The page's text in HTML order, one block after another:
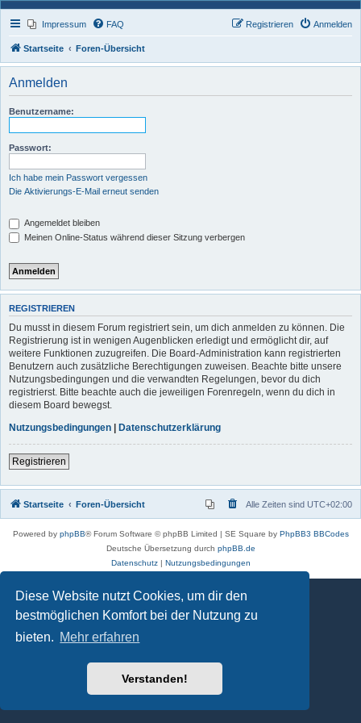
Diese Website nutzt Cookies, um dir den
bestmöglichen Komfort bei der Nutzung zu
bieten. Mehr erfahren
Verstanden!
Impressum FAQ Anmelden
Registrieren
Startseite Foren-Übersicht
Anmelden
Benutzername:
Passwort:
Ich habe mein Passwort vergessen
Die Aktivierungs-E-Mail erneut senden
Angemeldet bleiben
Meinen Online-Status während dieser Sitzung verbergen
REGISTRIEREN
Du musst in diesem Forum registriert sein, um dich anmelden zu können. Die
Registrierung ist in wenigen Augenblicken erledigt und ermöglicht dir, auf
weitere Funktionen zuzugreifen. Die Board-Administration kann registrierten
Benutzern auch zusätzliche Berechtigungen zuweisen. Beachte bitte unsere
Nutzungsbedingungen und die verwandten Regelungen, bevor du dich
registrierst. Bitte beachte auch die jeweiligen Forenregeln, wenn du dich in
diesem Board bewegst.
Nutzungsbedingungen | Datenschutzerklärung
Registrieren
Startseite Foren-Übersicht Alle Zeiten sind UTC+02:00
Powered by phpBB® Forum Software © phpBB Limited | SE Square by PhpBB3 BBCodes
Deutsche Übersetzung durch phpBB.de
Datenschutz| Nutzungsbedingungen